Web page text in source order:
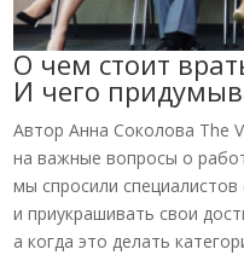
О чем стоит
И чего
Автор Анна Соколова The
на важные вопросы о
мы спросили
и приукрашивать свои
а когда это делать